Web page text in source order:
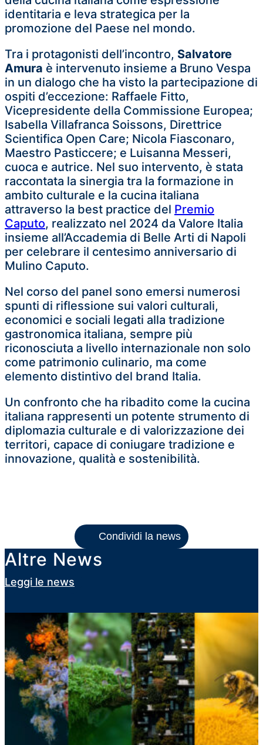
identitaria e leva strategica per la
promozione del Paese nel mondo.
Tra i protagonisti dell’incontro, Salvatore
Amura è intervenuto insieme a Bruno Vespa
in un dialogo che ha visto la partecipazione di
ospiti d’eccezione: Raffaele Fitto,
Vicepresidente della Commissione Europea;
Isabella Villafranca Soissons, Direttrice
Scientifica Open Care; Nicola Fiasconaro,
Maestro Pasticcere; e Luisanna Messeri,
cuoca e autrice. Nel suo intervento, è stata
raccontata la sinergia tra la formazione in
ambito culturale e la cucina italiana
attraverso la best practice del Premio
Caputo, realizzato nel 2024 da Valore Italia
insieme all’Accademia di Belle Arti di Napoli
per celebrare il centesimo anniversario di
Mulino Caputo.
Nel corso del panel sono emersi numerosi
spunti di riflessione sui valori culturali,
economici e sociali legati alla tradizione
gastronomica italiana, sempre più
riconosciuta a livello internazionale non solo
come patrimonio culinario, ma come
elemento distintivo del brand Italia.
Un confronto che ha ribadito come la cucina
italiana rappresenti un potente strumento di
diplomazia culturale e di valorizzazione dei
territori, capace di coniugare tradizione e
innovazione, qualità e sostenibilità.
Condividi la news
Altre News
Leggi le news